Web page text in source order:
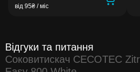
від 95₴ / міс
Відгуки та питання
Соковитискач CECOTEC